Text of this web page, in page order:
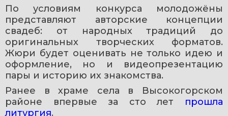
По условиям конкурса молодожёны
представляют авторские концепции
свадеб: от народных традиций до
оригинальных творческих форматов.
Жюри будет оценивать не только идею и
оформление, но и видеопрезентацию
пары и историю их знакомства.
Ранее в храме села в Высокогорском
районе впервые за сто лет прошла
литургия.